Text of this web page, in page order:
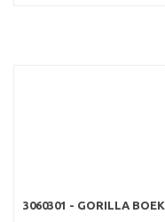
3060301 - GORILLA